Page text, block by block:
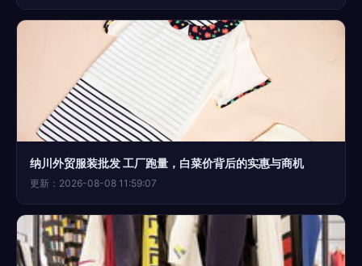
纳川外贸服装批发 工厂跑量，白菜价背后的实惠与商机
更新：2026-08-08 11:59:07